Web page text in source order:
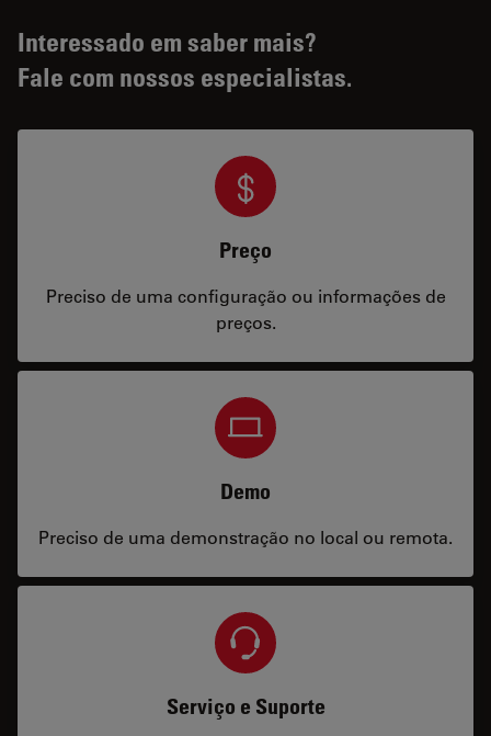
Interessado em saber mais?
Fale com nossos especialistas.
Preço
Preciso de uma configuração ou informações de
preços.
Demo
Preciso de uma demonstração no local ou remota.
Serviço e Suporte